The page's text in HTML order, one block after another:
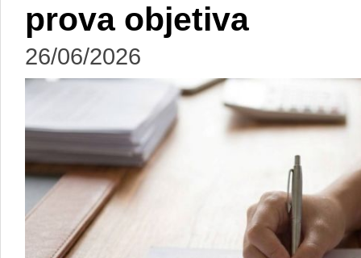
prova objetiva
26/06/2026